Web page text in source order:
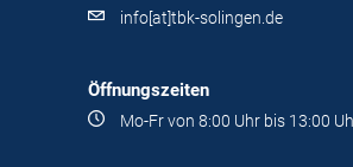
info[at]tbk-solingen.de
Öffnungszeiten
Mo-Fr von 8:00 Uhr bis 13:00